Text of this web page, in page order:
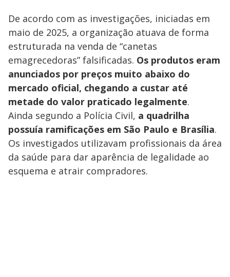
De acordo com as investigações, iniciadas em
maio de 2025, a organização atuava de forma
estruturada na venda de “canetas
emagrecedoras” falsificadas. Os produtos eram
anunciados por preços muito abaixo do
mercado oficial, chegando a custar até
metade do valor praticado legalmente.
Ainda segundo a Polícia Civil, a quadrilha
possuía ramificações em São Paulo e Brasília.
Os investigados utilizavam profissionais da área
da saúde para dar aparência de legalidade ao
esquema e atrair compradores.